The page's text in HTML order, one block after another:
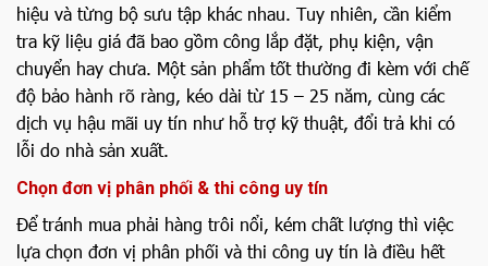
hiệu và từng bộ sưu tập khác nhau. Tuy nhiên, cần kiểm
tra kỹ liệu giá đã bao gồm công lắp đặt, phụ kiện, vận
chuyển hay chưa. Một sản phẩm tốt thường đi kèm với chế
độ bảo hành rõ ràng, kéo dài từ 15 – 25 năm, cùng các
dịch vụ hậu mãi uy tín như hỗ trợ kỹ thuật, đổi trả khi có
lỗi do nhà sản xuất.
Chọn đơn vị phân phối & thi công uy tín
Để tránh mua phải hàng trôi nổi, kém chất lượng thì việc
lựa chọn đơn vị phân phối và thi công uy tín là điều hết